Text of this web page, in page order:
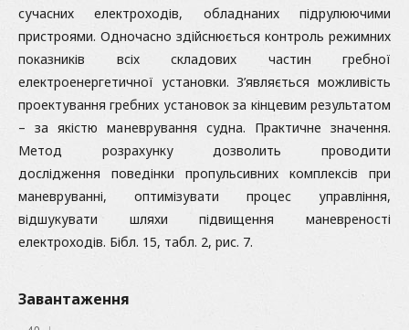
сучасних електроходів, обладнаних підрулюючими
пристроями. Одночасно здійснюється контроль режимних
показників всіх складових частин гребної
електроенергетичної установки. З’являється можливість
проектування гребних установок за кінцевим результатом
– за якістю маневрування судна. Практичне значення.
Метод розрахунку дозволить проводити
дослідження поведінки пропульсивних комплексів при
маневруванні, оптимізувати процес управління,
відшукувати шляхи підвищення маневреності
електроходів. Бібл. 15, табл. 2, рис. 7.
Завантаження